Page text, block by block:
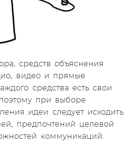
средств объяснения
видео и прямые
средства есть свои
при выборе
идеи следует исходить
предпочтений целевой
коммуникаций.